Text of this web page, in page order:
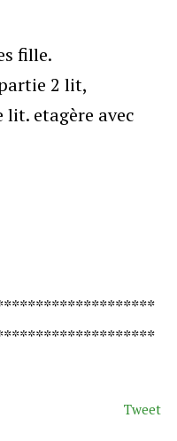
fille.
2 lit,
etagère avec
Tweet